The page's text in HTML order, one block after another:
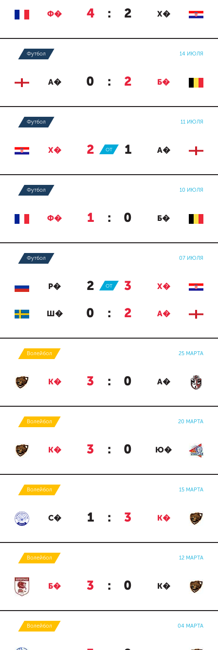
Ф� 4 : 2 Х�
Футбол 14 ИЮЛЯ
А� 0 : 2 Б�
Футбол 11 ИЮЛЯ
Х� 2 : 1 А�
ОТ
Футбол 10 ИЮЛЯ
Ф� 1 : 0 Б�
Футбол 07 ИЮЛЯ
Р� 2 : 3 Х�
ОТ
Ш� 0 : 2 А�
Волейбол 25 МАРТА
К� 3 : 0 А�
Волейбол 20 МАРТА
К� 3 : 0 Ю�
Волейбол 15 МАРТА
С� 1 : 3 К�
Волейбол 12 МАРТА
Б� 3 : 0 К�
Волейбол 04 МАРТА